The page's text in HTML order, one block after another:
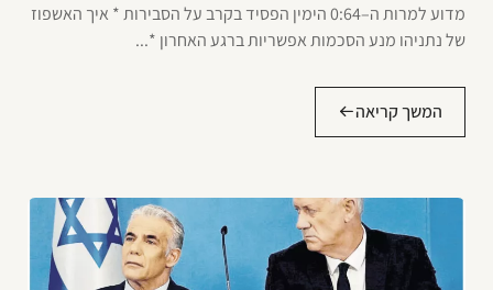
מדוע למרות ה–0:64 הימין הפסיד בקרב על הסבירות * איך האשפוז
של נתניהו מנע הסכמות אפשריות ברגע האחרון *...
המשך קריאה